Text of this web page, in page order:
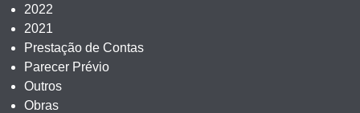
2022
2021
Prestação de Contas
Parecer Prévio
Outros
Obras